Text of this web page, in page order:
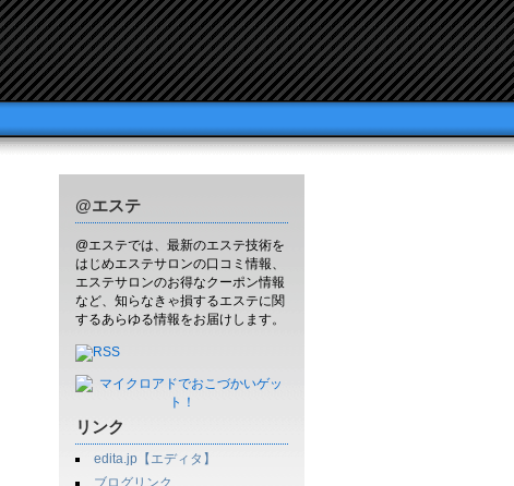
@エステ
@エステでは、最新のエステ技術を
はじめエステサロンの口コミ情報、
エステサロンのお得なクーポン情報
など、知らなきゃ損するエステに関
するあらゆる情報をお届けします。
リンク
edita.jp【エディタ】
ブログリンク